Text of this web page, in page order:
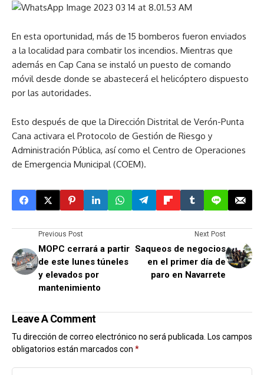
En esta oportunidad, más de 15 bomberos fueron enviados
a la localidad para combatir los incendios. Mientras que
además en Cap Cana se instaló un puesto de comando
móvil desde donde se abastecerá el helicóptero dispuesto
por las autoridades.
Esto después de que la Dirección Distrital de Verón-Punta
Cana activara el Protocolo de Gestión de Riesgo y
Administración Pública, así como el Centro de Operaciones
de Emergencia Municipal (COEM).
Previous Post
MOPC cerrará a partir
de este lunes túneles
y elevados por
mantenimiento
Next Post
Saqueos de negocios
en el primer día de
paro en Navarrete
Leave A Comment
Tu dirección de correo electrónico no será publicada. Los campos
obligatorios están marcados con *